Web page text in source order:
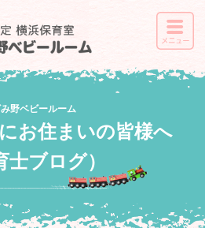
野ベビールーム
お住まいの皆様へ
士ブログ）